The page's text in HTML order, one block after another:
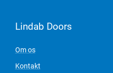
Lindab Doors
Om os
Kontakt